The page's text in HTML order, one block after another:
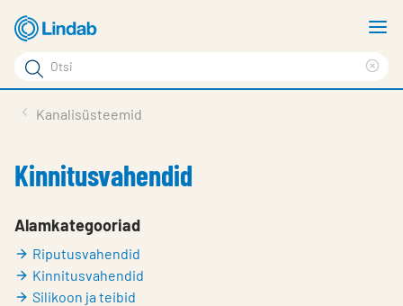
Mine
põhisisu
juurde
Otsi
Otsi
Meist
Kontaktid
Logi sisse
Choose languge
Estonia
Kanalisüsteemid
Kinnitusvahendid
Alamkategooriad
Riputusvahendid
Kinnitusvahendid
Silikoon ja teibid